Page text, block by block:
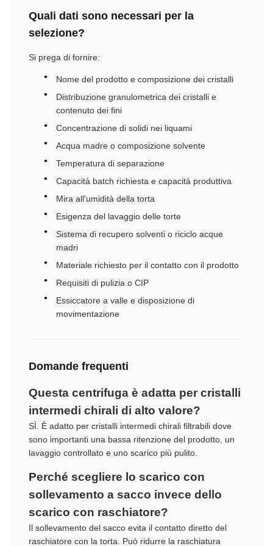
Quali dati sono necessari per la
selezione?
Si prega di fornire:
Nome del prodotto e composizione dei cristalli
Distribuzione granulometrica dei cristalli e
contenuto dei fini
Concentrazione di solidi nei liquami
Acqua madre o composizione solvente
Temperatura di separazione
Capacità batch richiesta e capacità produttiva
Mira all'umidità della torta
Esigenza del lavaggio delle torte
Sistema di recupero solventi o riciclo acque
madri
Materiale richiesto per il contatto con il prodotto
Requisiti di pulizia o CIP
Essiccatore a valle e disposizione di
movimentazione
Domande frequenti
Questa centrifuga è adatta per cristalli
intermedi chirali di alto valore?
SÌ. È adatto per cristalli intermedi chirali filtrabili dove
sono importanti una bassa ritenzione del prodotto, un
lavaggio controllato e uno scarico più pulito.
Perché scegliere lo scarico con
sollevamento a sacco invece dello
scarico con raschiatore?
Il sollevamento del sacco evita il contatto diretto del
raschiatore con la torta. Può ridurre la raschiatura